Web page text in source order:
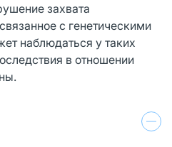
захвата
с генетическими
наблюдаться у таких
в отношении